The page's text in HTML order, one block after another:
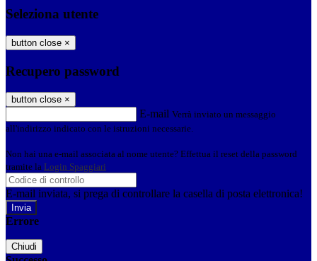
Seleziona utente
button close ×
Recupero password
button close ×
E-mail Verrà inviato un messaggio
all'indirizzo indicato con le istruzioni necessarie.
Non hai una e-mail associata al nome utente? Effettua il reset della password
tramite la Login Spaggiari
E-mail inviata, si prega di controllare la casella di posta elettronica!
Errore
Chiudi